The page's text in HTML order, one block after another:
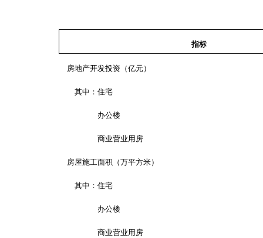
指标
房地产开发投资（亿元）
其中：住宅
办公楼
商业营业用房
房屋施工面积（万平方米）
其中：住宅
办公楼
商业营业用房